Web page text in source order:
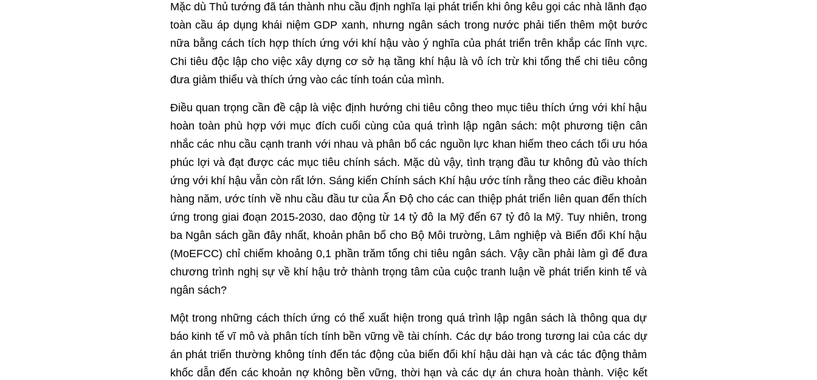
Mặc dù Thủ tướng đã tán thành nhu cầu định nghĩa lại phát triển khi ông kêu gọi các nhà lãnh đạo
toàn cầu áp dụng khái niệm GDP xanh, nhưng ngân sách trong nước phải tiến thêm một bước
nữa bằng cách tích hợp thích ứng với khí hậu vào ý nghĩa của phát triển trên khắp các lĩnh vực.
Chi tiêu độc lập cho việc xây dựng cơ sở hạ tầng khí hậu là vô ích trừ khi tổng thể chi tiêu công
đưa giảm thiểu và thích ứng vào các tính toán của mình.
Điều quan trọng cần đề cập là việc định hướng chi tiêu công theo mục tiêu thích ứng với khí hậu
hoàn toàn phù hợp với mục đích cuối cùng của quá trình lập ngân sách: một phương tiện cân
nhắc các nhu cầu cạnh tranh với nhau và phân bổ các nguồn lực khan hiếm theo cách tối ưu hóa
phúc lợi và đạt được các mục tiêu chính sách. Mặc dù vậy, tình trạng đầu tư không đủ vào thích
ứng với khí hậu vẫn còn rất lớn. Sáng kiến ​​Chính sách Khí hậu ước tính rằng theo các điều khoản
hàng năm, ước tính về nhu cầu đầu tư của Ấn Độ cho các can thiệp phát triển liên quan đến thích
ứng trong giai đoạn 2015-2030, dao động từ 14 tỷ đô la Mỹ đến 67 tỷ đô la Mỹ. Tuy nhiên, trong
ba Ngân sách gần đây nhất, khoản phân bổ cho Bộ Môi trường, Lâm nghiệp và Biến đổi Khí hậu
(MoEFCC) chỉ chiếm khoảng 0,1 phần trăm tổng chi tiêu ngân sách. Vậy cần phải làm gì để đưa
chương trình nghị sự về khí hậu trở thành trọng tâm của cuộc tranh luận về phát triển kinh tế và
ngân sách?
Một trong những cách thích ứng có thể xuất hiện trong quá trình lập ngân sách là thông qua dự
báo kinh tế vĩ mô và phân tích tính bền vững về tài chính. Các dự báo trong tương lai của các dự
án phát triển thường không tính đến tác động của biến đổi khí hậu dài hạn và các tác động thảm
khốc dẫn đến các khoản nợ không bền vững, thời hạn và các dự án chưa hoàn thành. Việc kết